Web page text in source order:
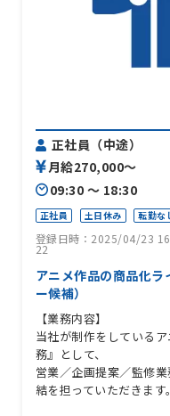
正社員（中途）
月給270,000〜
09:30 〜 18:30
正社員 土日休み 転勤な
登録日時：2025/04/23
22
アニメ作品の商品化
ー候補）
【業務内容】
当社が制作をしている
務』として、
営業／企画提案／監修
結を担っていただきます。